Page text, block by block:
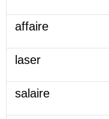
affaire
laser
salaire